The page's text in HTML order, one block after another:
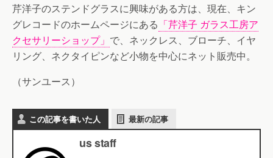
芹洋子のステンドグラスに興味がある方は、現在、キン
グレコードのホームページにある 「芹洋子 ガラス工房ア
クセサリーショップ」 で、ネックレス、ブローチ、イヤ
リング、ネクタイピンなど小物を中心にネット販売中。
（サンユース）
この記事を書いた人 最新の記事
us staff